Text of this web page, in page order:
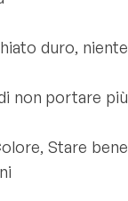
duro, niente
non portare più
Stare bene